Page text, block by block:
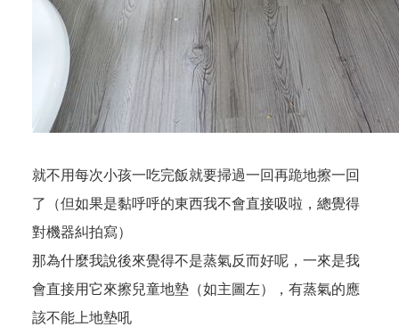
就不用每次小孩一吃完飯就要掃過一回再跪地擦一回
了（但如果是黏呼呼的東西我不會直接吸啦，總覺得
對機器糾拍寫）
那為什麼我說後來覺得不是蒸氣反而好呢，一來是我
會直接用它來擦兒童地墊（如主圖左），有蒸氣的應
該不能上地墊吼